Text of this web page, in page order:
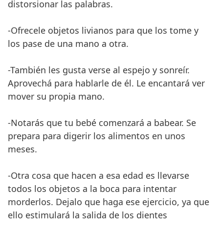
distorsionar las palabras.
-Ofrecele objetos livianos para que los tome y
los pase de una mano a otra.
-También les gusta verse al espejo y sonreír.
Aprovechá para hablarle de él. Le encantará ver
mover su propia mano.
-Notarás que tu bebé comenzará a babear. Se
prepara para digerir los alimentos en unos
meses.
-Otra cosa que hacen a esa edad es llevarse
todos los objetos a la boca para intentar
morderlos. Dejalo que haga ese ejercicio, ya que
ello estimulará la salida de los dientes